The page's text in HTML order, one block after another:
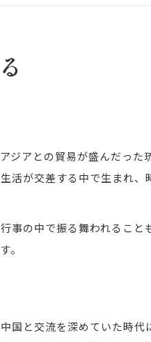
な特徴と由来
沖縄そば愛
象徴する沖縄そば愛
付くそばじょーぐーの由来
特徴と日常の楽しみ方
を使う理由を解説
した歴史的経緯
な製法と原材料の秘密
アとの貿易が盛んだっ
が交差する中で生まれ
の中で振る舞われるこ
。
と交流を深めていた時